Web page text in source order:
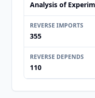
Analysis of
REVERSE IMPORTS
355
REVERSE DEPENDS
110